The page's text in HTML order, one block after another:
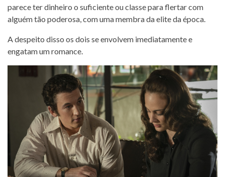
parece ter dinheiro o suficiente ou classe para flertar com
alguém tão poderosa, com uma membra da elite da época.
A despeito disso os dois se envolvem imediatamente e
engatam um romance.